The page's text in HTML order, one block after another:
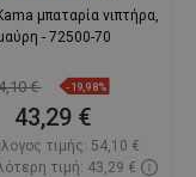
μπαταρία νιπτήρα,
- 72500-70
€ -19,98%
43,29 €
τιμής: 54,10 €
τιμή: 43,29 €